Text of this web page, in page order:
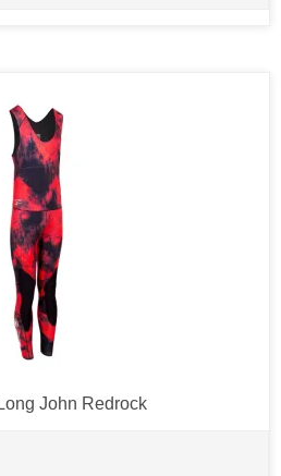
John Redrock